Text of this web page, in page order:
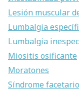
Lesión muscular
Lumbalgia
Lumbalgia
Miositis osificante
Moratones
Síndrome